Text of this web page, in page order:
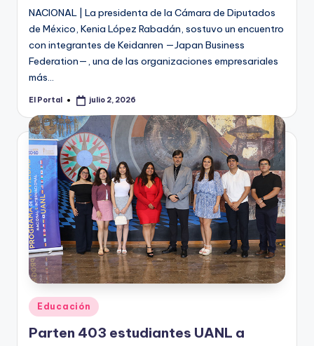
NACIONAL | La presidenta de la Cámara de Diputados
de México, Kenia López Rabadán, sostuvo un encuentro
con integrantes de Keidanren —Japan Business
Federation—, una de las organizaciones empresariales
más…
Publicado
El Portal julio 2, 2026
Publicado
en
Educación
Parten 403 estudiantes UANL a